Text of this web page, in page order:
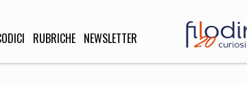
RUBRICHE NEWSLETTER